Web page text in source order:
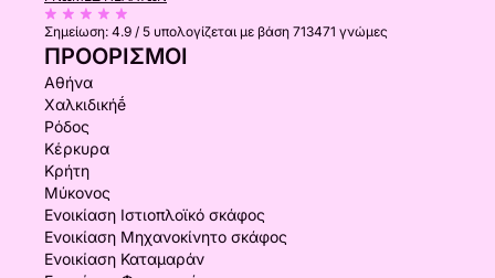
Σημείωση: 4.9 / 5 υπολογίζεται με βάση 713471 γνώμες
ΠΡΟΟΡΙΣΜΟΊ
Αθήνα
Χαλκιδικήḗ
Ρόδος
Κέρκυρα
Κρήτη
Μύκονος
Ενοικίαση Ιστιοπλοϊκό σκάφος
Ενοικίαση Μηχανοκίνητο σκάφος
Ενοικίαση Καταμαράν